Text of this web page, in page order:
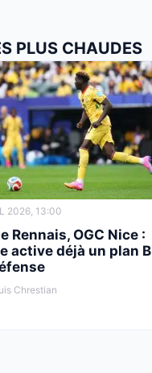
PLUS CHAUDES
2026, 13:00
Rennais, OGC Nice :
active déjà un plan B
Chrestian